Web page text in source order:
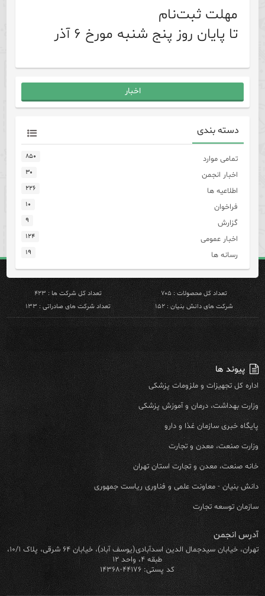
مهلت ثبت‌نام
تا پایان روز پنج شنبه مورخ ۶ آذر
اخبار
دسته بندی
تمامی موارد ۸۵۰
اخبار انجمن ۳۰
اطلاعیه ها ۲۲۶
فراخوان ۱۰
گزارش ۹
اخبار عمومی ۱۲۴
رسانه ها ۱۹
تعداد کل محصولات : ۷۰۵
تعداد کل شرکت ها : ۴۲۳
شرکت های دانش بنیان : ۱۵۲
تعداد شرکت های صادراتی : ۱۳۳
پیوند ها
اداره کل تجهیزات و ملزومات پزشکی
وزارت بهداشت، درمان و آموزش پزشکی
پایگاه خبری سازمان غذا و دارو
وزارت صنعت، معدن و تجارت
خانه صنعت، معدن و تجارت استان تهران
دانش بنیان - معاونت علمی و فناوری ریاست جمهوری
سازمان توسعه تجارت
آدرس انجمن
تهران، خیابان سیدجمال الدین اسدآبادی(یوسف آباد)، خیابان ۶۴ شرقی، پلاک ۱۰/۱،
طبقه ۴، واحد ۱۲
کد پستی: ۴۴۱۷۶-۱۴۳۶۸